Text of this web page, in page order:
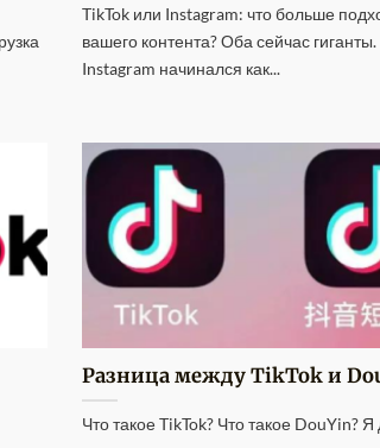
TikTok или Instagram: что больше
вашего контента? Оба сейчас гиганты.
Instagram начинался как...
Разница между TikTok и
Что такое TikTok? Что такое DouYin?